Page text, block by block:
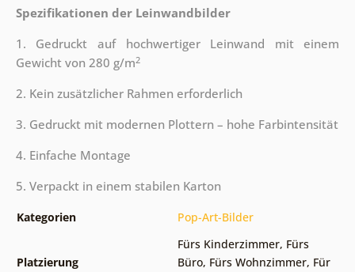
Spezifikationen der Leinwandbilder
1. Gedruckt auf hochwertiger Leinwand mit einem
Gewicht von 280 g/m2
2. Kein zusätzlicher Rahmen erforderlich
3. Gedruckt mit modernen Plottern – hohe Farbintensität
4. Einfache Montage
5. Verpackt in einem stabilen Karton
Kategorien Pop-Art-Bilder
Platzierung
Fürs Kinderzimmer, Fürs
Büro, Fürs Wohnzimmer, Für